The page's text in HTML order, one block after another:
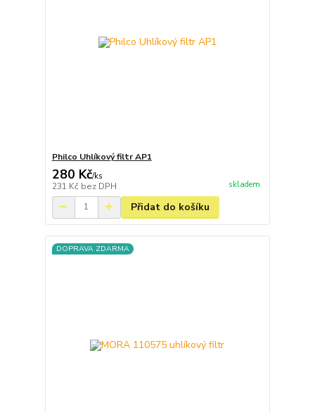
Philco Uhlíkový filtr AP1
280 Kč/ks
231 Kč bez DPH skladem
Přidat do košíku
DOPRAVA ZDARMA